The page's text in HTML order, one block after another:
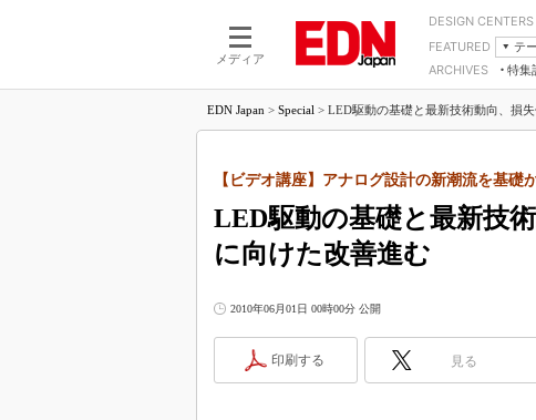
メディア
DESIGN CENTERS
モーターLSI
FPGA
FEATURED
テ
カーボンニュートラルへの挑戦
つながるクルマ
エレクトロニクス入門
5G（EE Times Japan）
製品解剖（EE Times Japan）
ARCHIVES 特集
マイクロプロセッサ懐古録
用講座
たった2つの式で始めるDC/DCコ
バーターの設計
DC-DCコンバーター活用講座
Wired, Weird
マイコン講座
Q&Aで学ぶマイコン講座
子版
EDN Japan > Special > LED駆動の基礎と最新技術動向、損失
LED駆動の基礎と最新技
に向けた改善進む
【ビデオ講座】アナログ設計の新潮流を基礎
2010年06月01日 00時00分 公開
印刷する 見る